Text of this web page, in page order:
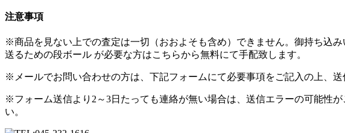
注意事項
※商品を見ない上での査定は一切（おおよそも含め）できません。御持ち込
送るための段ボール が必要な方はこちらから無料にて手配致します。
※メールでお問い合わせの方は、下記フォームにて必要事項をご記入の上、送
※フォーム送信より2～3日たっても連絡が無い場合は、送信エラーの可能性
い。